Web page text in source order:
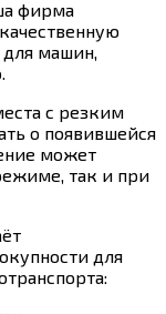
фирма
машин,
с резким
о появившейся
может
так и при
для